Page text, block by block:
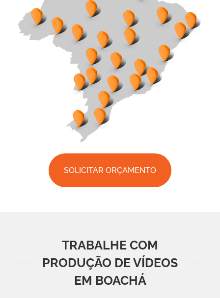
SOLICITAR ORÇAMENTO
TRABALHE COM
PRODUÇÃO DE VÍDEOS
EM BOACHÁ